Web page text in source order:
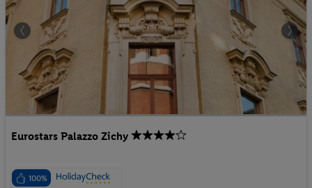
Eurostars Palazzo Zichy
100%